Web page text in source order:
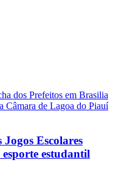
dos Prefeitos em Brasilia
Câmara de Lagoa do Piauí
Escolares
estudantil